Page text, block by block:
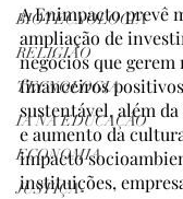
BIOTECNOLOGIA
RELIGIÃO
TECNOLOGIA
IA NA EDUCAÇÃO
ECONOMIA
JUSTIÇA
A Enimpacto prevê
ampliação de
negócios que gerem
financeiros
sustentável, além da
e aumento da
impacto
instituições,